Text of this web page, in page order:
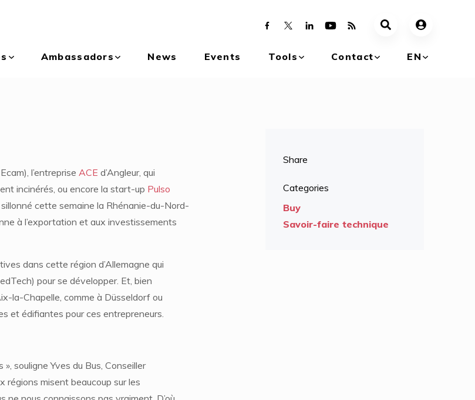
Ambassadors News Events Tools Contact EN
l’entreprise ACE d’Angleur, qui
incinérés, ou encore la start-up Pulso
sillonné cette semaine la Rhénanie-du-Nord-
à l’exportation et aux investissements
dans cette région d’Allemagne qui
pour se développer. Et, bien
la-Chapelle, comme à Düsseldorf ou
et édifiantes pour ces entrepreneurs.
souligne Yves du Bus, Conseiller
régions misent beaucoup sur les
Share
Categories
Buy
Savoir-faire technique